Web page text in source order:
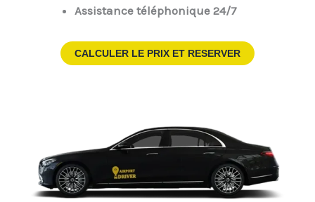
Assistance téléphonique 24/7
CALCULER LE PRIX ET RESERVER